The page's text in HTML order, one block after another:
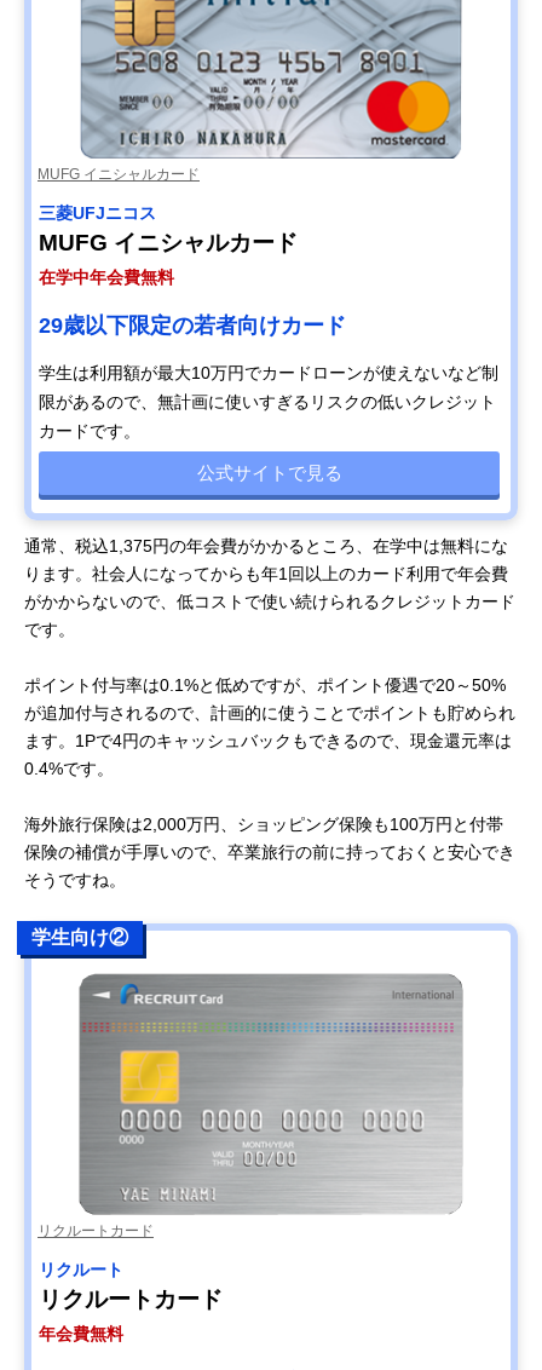
MUFG イニシャルカード
三菱UFJニコス
MUFG イニシャルカード
在学中年会費無料
29歳以下限定の若者向けカード
学生は利用額が最大10万円でカードローンが使えないなど制
限があるので、無計画に使いすぎるリスクの低いクレジット
カードです。
公式サイトで見る
通常、税込1,375円の年会費がかかるところ、在学中は無料にな
ります。社会人になってからも年1回以上のカード利用で年会費
がかからないので、低コストで使い続けられるクレジットカード
です。
ポイント付与率は0.1%と低めですが、ポイント優遇で20～50%
が追加付与されるので、計画的に使うことでポイントも貯められ
ます。1Pで4円のキャッシュバックもできるので、現金還元率は
0.4%です。
海外旅行保険は2,000万円、ショッピング保険も100万円と付帯
保険の補償が手厚いので、卒業旅行の前に持っておくと安心でき
そうですね。
学生向け②
リクルートカード
リクルート
リクルートカード
年会費無料